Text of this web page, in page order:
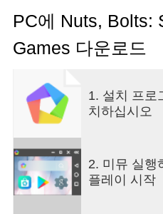
퍼즐 게임은 모든 연령대
터테인먼트 시간을 약속합
서도 자극적입니다. 색상
과류를 주어진 패턴에 일
다양한 수준에서 정렬 기
우기 쉬운 게임플레이 메
는 캐주얼 게이머에게 적
색상 정렬 기술을 테스트
PC에 Nuts, Bolts:
Games 다운로드
1. 설치 프로
치하십시오
2. 미뮤 실행
플레이 시작